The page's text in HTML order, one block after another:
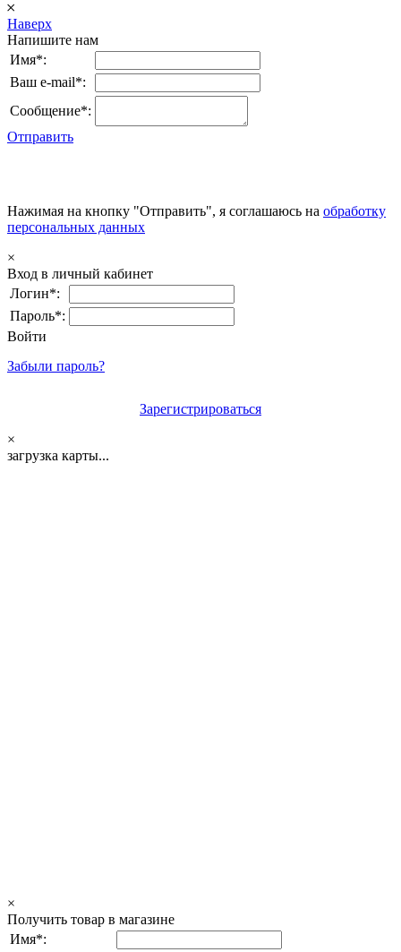
𐄂
Наверх
Напишите нам
Имя*:
Ваш e-mail*:
Сообщение*:
Отправить
Нажимая на кнопку "Отправить", я соглашаюсь на обработку
персональных данных
×
Вход в личный кабинет
Логин*:
Пароль*:
Войти
Забыли пароль?
Зарегистрироваться
×
загрузка карты...
×
Получить товар в магазине
Имя*: